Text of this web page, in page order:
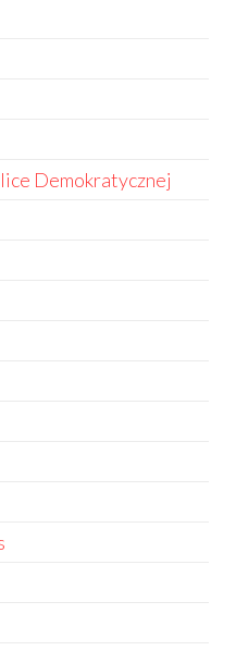
Demokratycznej